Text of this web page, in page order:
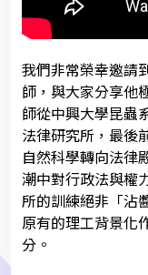
我們非常榮幸邀請
師，與大家分享他
師從中興大學昆蟲
法律研究所，最後
自然科學轉向法律
潮中對行政法與權
所的訓練絕非「沾
原有的理工背景化
分。